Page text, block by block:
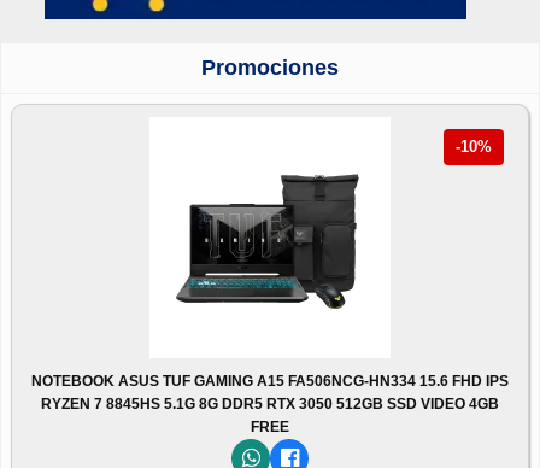
Promociones
-10%
NOTEBOOK ASUS TUF GAMING A15 FA506NCG-HN334 15.6 FHD IPS
RYZEN 7 8845HS 5.1G 8G DDR5 RTX 3050 512GB SSD VIDEO 4GB
FREE